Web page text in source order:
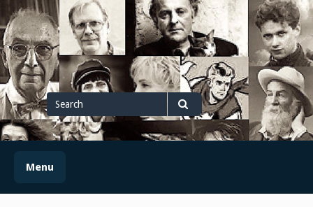
Skip
to
content
Search
for
Search
Menu